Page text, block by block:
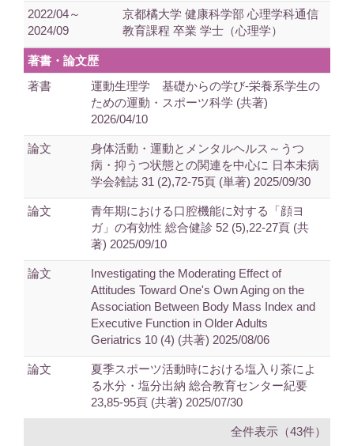
2022/04～
2024/09
京都橘大学 健康科学部 心理学科通信
教育課程 卒業 学士（心理学）
著書・論文歴
著書
運動生理学 基礎からの学び-栄養系学生の
ための運動・スポーツ科学 (共著)
2026/04/10
論文
身体活動・運動とメンタルヘルス～うつ
病・抑うつ状態との関連を中心に 日本未病
学会雑誌 31 (2),72-75頁 (単著) 2025/09/30
論文
青年期における口腔機能に対する「顔ヨ
ガ」の有効性 総合健診 52 (5),22-27頁 (共
著) 2025/09/10
論文
Investigating the Moderating Effect of
Attitudes Toward One's Own Aging on the
Association Between Body Mass Index and
Executive Function in Older Adults
Geriatrics 10 (4) (共著) 2025/08/06
論文
夏季スポーツ活動時における塩入り茶によ
る水分・塩分出納 総合教育センター紀要
23,85-95頁 (共著) 2025/07/30
全件表示（43件）